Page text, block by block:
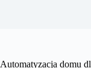
Automatyzacja domu